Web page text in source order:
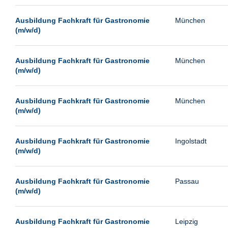
Passau
Pforzheim
Siegen
Ulm
Weimar
Wuppertal
Ausbildung Fachkraft für Gastronomie
(m/w/d)
München
Ausbildung Fachkraft für Gastronomie
(m/w/d)
München
Ausbildung Fachkraft für Gastronomie
(m/w/d)
München
Ausbildung Fachkraft für Gastronomie
(m/w/d)
Ingolstadt
Ausbildung Fachkraft für Gastronomie
(m/w/d)
Passau
Ausbildung Fachkraft für Gastronomie
Leipzig